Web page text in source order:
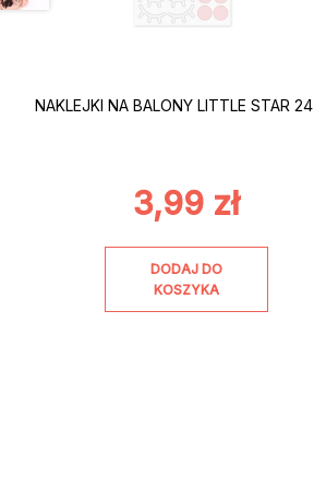
NAKLEJKI NA BALONY LITTLE STAR
3,99 zł
DODAJ DO
KOSZYKA